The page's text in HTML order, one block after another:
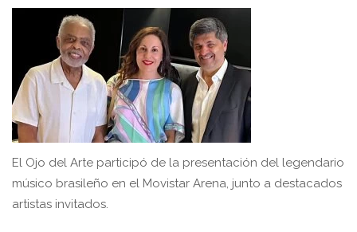
El Ojo del Arte participó de la presentación del legendario
músico brasileño en el Movistar Arena, junto a destacados
artistas invitados.